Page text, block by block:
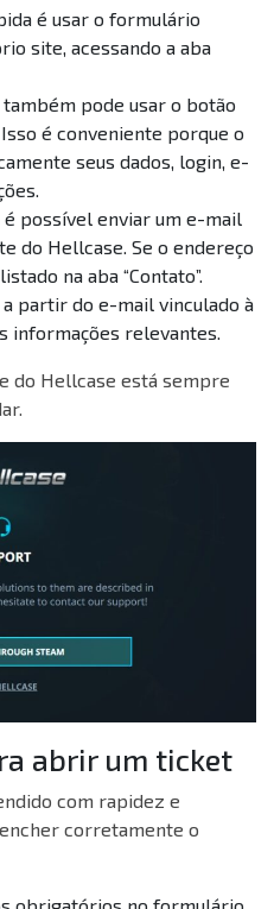
é usar o formulário
site, acessando a aba
pode usar o botão
é conveniente porque o
seus dados, login, e-
é possível enviar um e-mail
do Hellcase. Se o endereço
na aba “Contato”.
partir do e-mail vinculado à
informações relevantes.
do Hellcase está sempre
abrir um ticket
com rapidez e
corretamente o